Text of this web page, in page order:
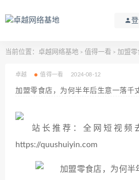
当前位置： 卓越网络基地 > 值得一看 > 加盟零
卓越 值得一看 2024-08-12
加盟零食店，为何半年后生意一落千
站长推荐：全网短视频
https://quushuiyin.com